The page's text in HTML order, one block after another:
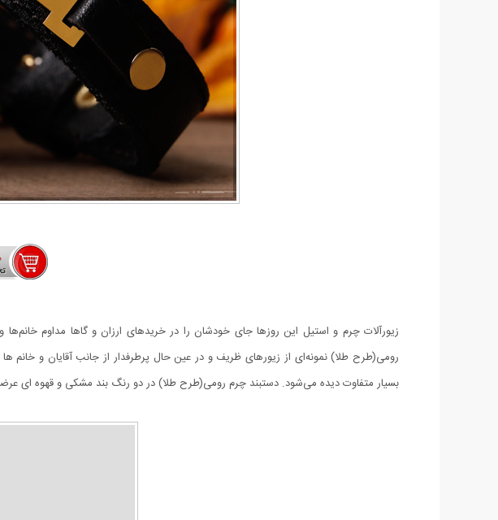
زیورآلات چرم و استیل این روزها جای خودشان را در خریدهای ارزان و گاها مداوم
رومی(طرح طلا) نمونه‌ای از زیورهای ظریف و در عین حال پرطرفدار از جانب آقایان و
بسیار متفاوت دیده می‌شود. دستبند چرم رومی(طرح طلا) در دو رنگ بند مشکی و قهوه ای